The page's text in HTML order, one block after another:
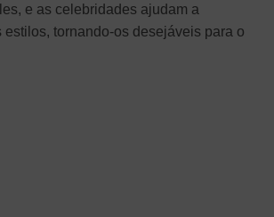
e as celebridades ajudam a
estilos, tornando-os desejáveis para o